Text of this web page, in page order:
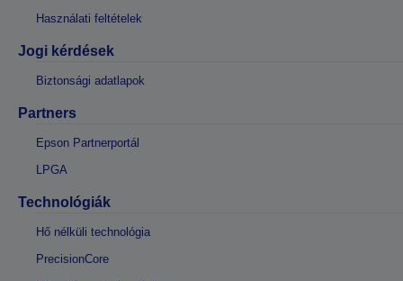
Használati feltételek
Jogi kérdések
Biztonsági adatlapok
Partners
Epson Partnerportál
LPGA
Technológiák
Hő nélküli technológia
PrecisionCore